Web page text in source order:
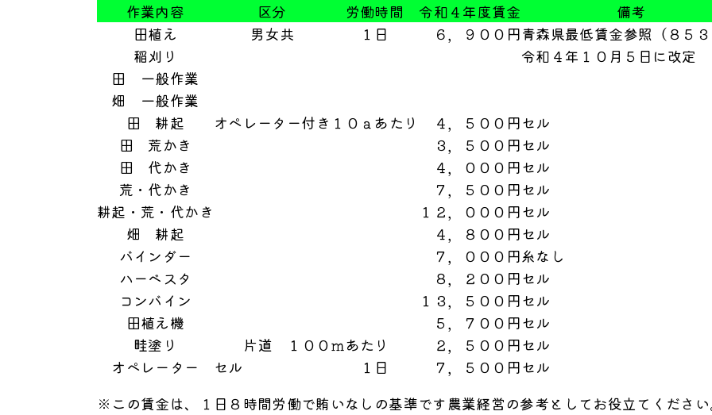
作業内容 区分 労働時間 令和４年度賃金
備考
田植え
男女共 １日 ６，９００円青森県最低賃金参照（８５
令和４年１０月５日に改定
稲刈り
田 一般作業
畑 一般作業
田 耕起
オペレーター付き １０ａあたり ４，５００円セル
田 荒かき
３，５００円セル
田 代かき
４，０００円セル
荒・代かき
７，５００円セル
耕起・荒・代かき
１２，０００円セル
畑 耕起
４，８００円セル
バインダー
７，０００円糸なし
ハーベスタ
８，２００円セル
コンバイン
１３，５００円セル
田植え機
５，７００円セル
畦塗り
片道 １００ｍあたり ２，５００円セル
オペレーター
セル １日 ７，５００円セル
※この賃金は、１日８時間労働で賄いなしの基準です農業経営の参考としてお役立てくださ